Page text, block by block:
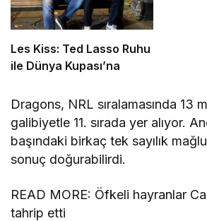
Les Kiss: Ted Lasso Ruhu
ile Dünya Kupası’na
Dragons, NRL sıralamasında 13
galibiyetle 11. sırada yer alıyor.
başındaki birkaç tek sayılık
sonuç doğurabilirdi.
READ MORE: Öfkeli hayranlar
tahrip etti